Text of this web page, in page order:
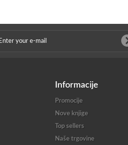
Informacije
Promocije
Nove knjige
Top sellers
Naše trgovine